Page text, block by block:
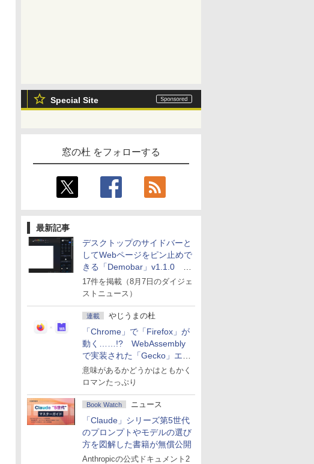
Special Site
窓の杜 をフォローする
最新記事
デスクトップのサイドバーと
してWebページをピン止めで
きる「Demobar」v1.1.0 ほ
か
17件を掲載（8月7日のダイジェ
ストニュース）
連載 やじうまの杜
「Chrome」で「Firefox」が
動く……!? WebAssembly
で実装された「Gecko」エン
ジン
意味があるかどうかはともかく
ロマンたっぷり
Book Watch ニュース
「Claude」シリーズ第5世代
のプロンプトやモデルの選び
方を図解した書籍が無償公開
Anthropicの公式ドキュメント2